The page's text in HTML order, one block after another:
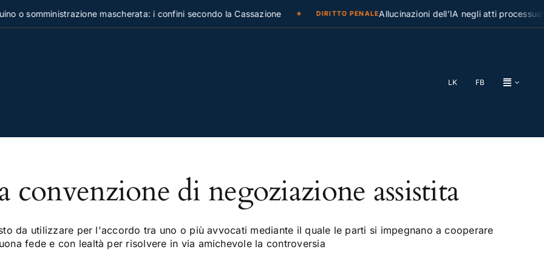
o somministrazione mascherata: i confini secondo la Cassazione DIRITTO PENALEAllucinazioni dell’IA negli atti
LK FB
convenzione di negoziazione assistita
da utilizzare per l'accordo tra uno o più avvocati mediante il quale le parti si impegnano a cooperare
fede e con lealtà per risolvere in via amichevole la controversia